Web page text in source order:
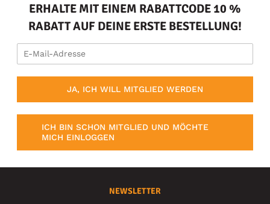
ERHALTE MIT EINEM RABATTCODE 10 %
RABATT AUF DEINE ERSTE BESTELLUNG!
JA, ICH WILL MITGLIED WERDEN
ICH BIN SCHON MITGLIED UND MÖCHTE
MICH EINLOGGEN
NEWSLETTER